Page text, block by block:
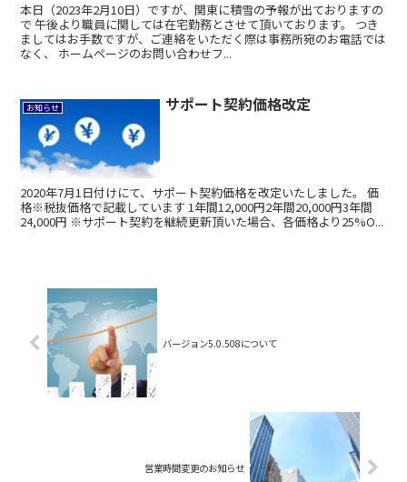
本日（2023年2月10日）ですが、関東に積雪の予報が出ておりますの
で 午後より職員に関しては在宅勤務とさせて頂いております。 つき
ましてはお手数ですが、ご連絡をいただく際は事務所宛のお電話では
なく、 ホームページのお問い合わせフ...
お知らせ サポート契約価格改定
2020年7月1日付けにて、サポート契約価格を改定いたしました。 価
格※税抜価格で記載しています 1年間12,000円2年間20,000円3年間
24,000円 ※サポート契約を継続更新頂いた場合、各価格より25%O...
バージョン5.0.508について
営業時間変更のお知らせ